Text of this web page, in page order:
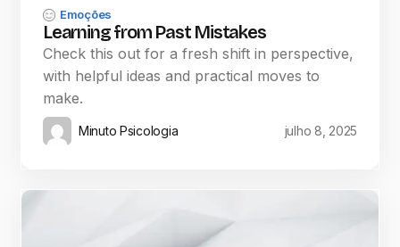
Emoções
Learning from Past Mistakes
Check this out for a fresh shift in perspective,
with helpful ideas and practical moves to
make.
Minuto Psicologia julho 8, 2025